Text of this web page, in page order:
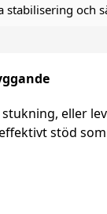
stabilisering och
eller
stöd